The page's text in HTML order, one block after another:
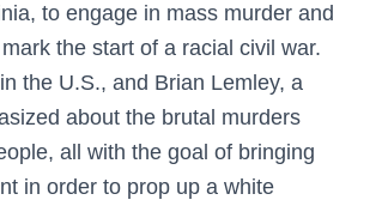
to engage in mass murder and
the start of a racial civil war.
the U.S., and Brian Lemley, a
about the brutal murders
all with the goal of bringing
in order to prop up a white